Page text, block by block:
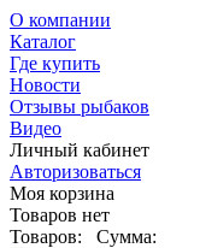
О компании
Каталог
Где купить
Новости
Отзывы рыбаков
Видео
Личный кабинет
Авторизоваться
Моя корзина
Товаров нет
Товаров:
Сумма: